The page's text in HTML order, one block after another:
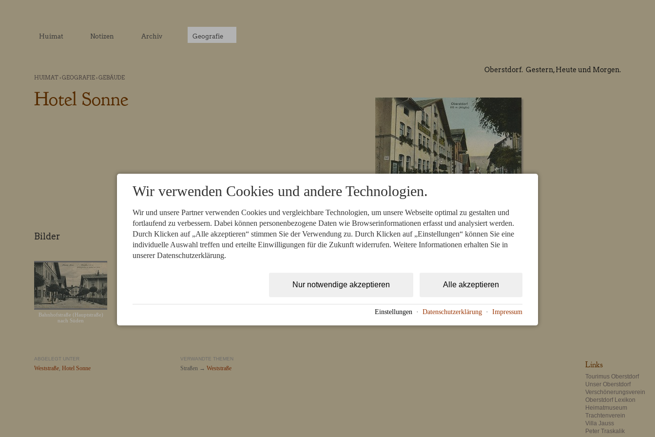
Oberstdorf. Gestern, Heute und Morgen.
Gasthof zur Sonne
HUIMAT ›GEOGRAFIE ›GEBÄUDE
Hotel Sonne
Bilder
Bahnhofstraße (Hauptstraße)
nach Süden
Weststrasse mit Hotel Sonne
ABGELEGT UNTER
Weststraße, Hotel Sonne
VERWANDTE THEMEN
Straßen → Weststraße
Huimat Notizen Archiv Geografie
Links
Tourimus Oberstdorf
Unser Oberstdorf
Verschönerungsverein
Oberstdorf Lexikon
Heimatmuseum
Trachtenverein
Villa Jauss
Peter Traskalik
Wir verwenden Cookies und andere Technologien.
Wir und unsere Partner verwenden Cookies und vergleichbare Technologien, um unsere Webseite optimal zu gestalten und
fortlaufend zu verbessern. Dabei können personenbezogene Daten wie Browserinformationen erfasst und analysiert werden.
Durch Klicken auf „Alle akzeptieren“ stimmen Sie der Verwendung zu. Durch Klicken auf „Einstellungen“ können Sie eine
individuelle Auswahl treffen und erteilte Einwilligungen für die Zukunft widerrufen. Weitere Informationen erhalten Sie in
unserer Datenschutzerklärung.
Alle akzeptieren
Nur notwendige akzeptieren
Einstellungen · Datenschutzerklärung · Impressum